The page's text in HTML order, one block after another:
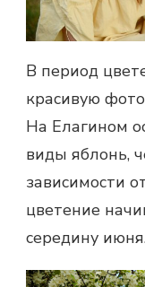
В период
красивую
На Елагином
виды яблонь,
зависимости
цветение
середину